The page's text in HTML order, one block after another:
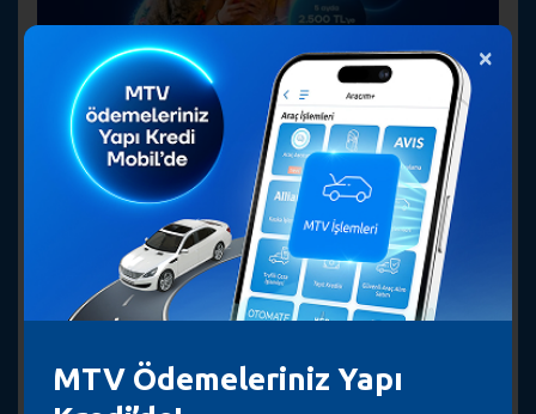
×
MTV Ödemeleriniz Yapı
PATILIDOSTUM kodu ile Yapı Kredili olun,5
ay boyunca her ay 5000 TL ve üzeri
petshop ve veteriner harcamalarınızda
500 TL nakit iade, 5 ayda toplam 2500
TL'ye varan nakit iade kazanın,
masraflarınızı hafifletin!
PATILIDOSTUM kodu ile Yapı Kredili olanlara 5 ayda toplam 2500 TL'ye